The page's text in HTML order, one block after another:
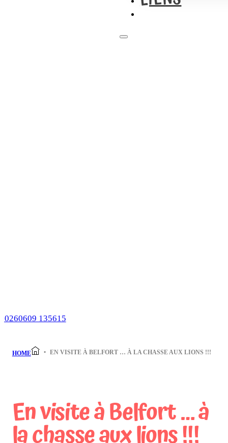
HOME EN VISITE À BELFORT … À LA CHASSE AUX LIONS !!!
En visite à Belfort … à
la chasse aux lions !!!